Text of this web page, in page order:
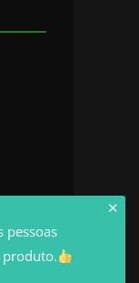
✕
pessoas
produto.